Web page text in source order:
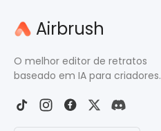
Airbrush
O melhor editor de retratos
baseado em IA para criadores.